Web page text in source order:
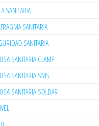
SANITARIA
SANITARIA
SANITARIA
SANITARIA CLAMP
SANITARIA SMS
SANITARIA SOLDAR